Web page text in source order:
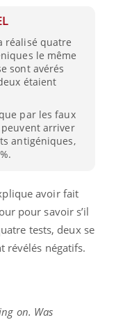
réalisé quatre
le même
sont avérés
étaient
par les faux
arriver
antigéniques,
avoir fait
pour savoir s’il
tests, deux se
révélés négatifs.
on. Was